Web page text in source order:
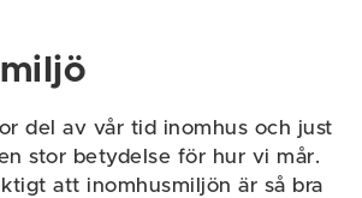
del av vår tid inomhus och just
stor betydelse för hur vi mår.
att inomhusmiljön är så bra